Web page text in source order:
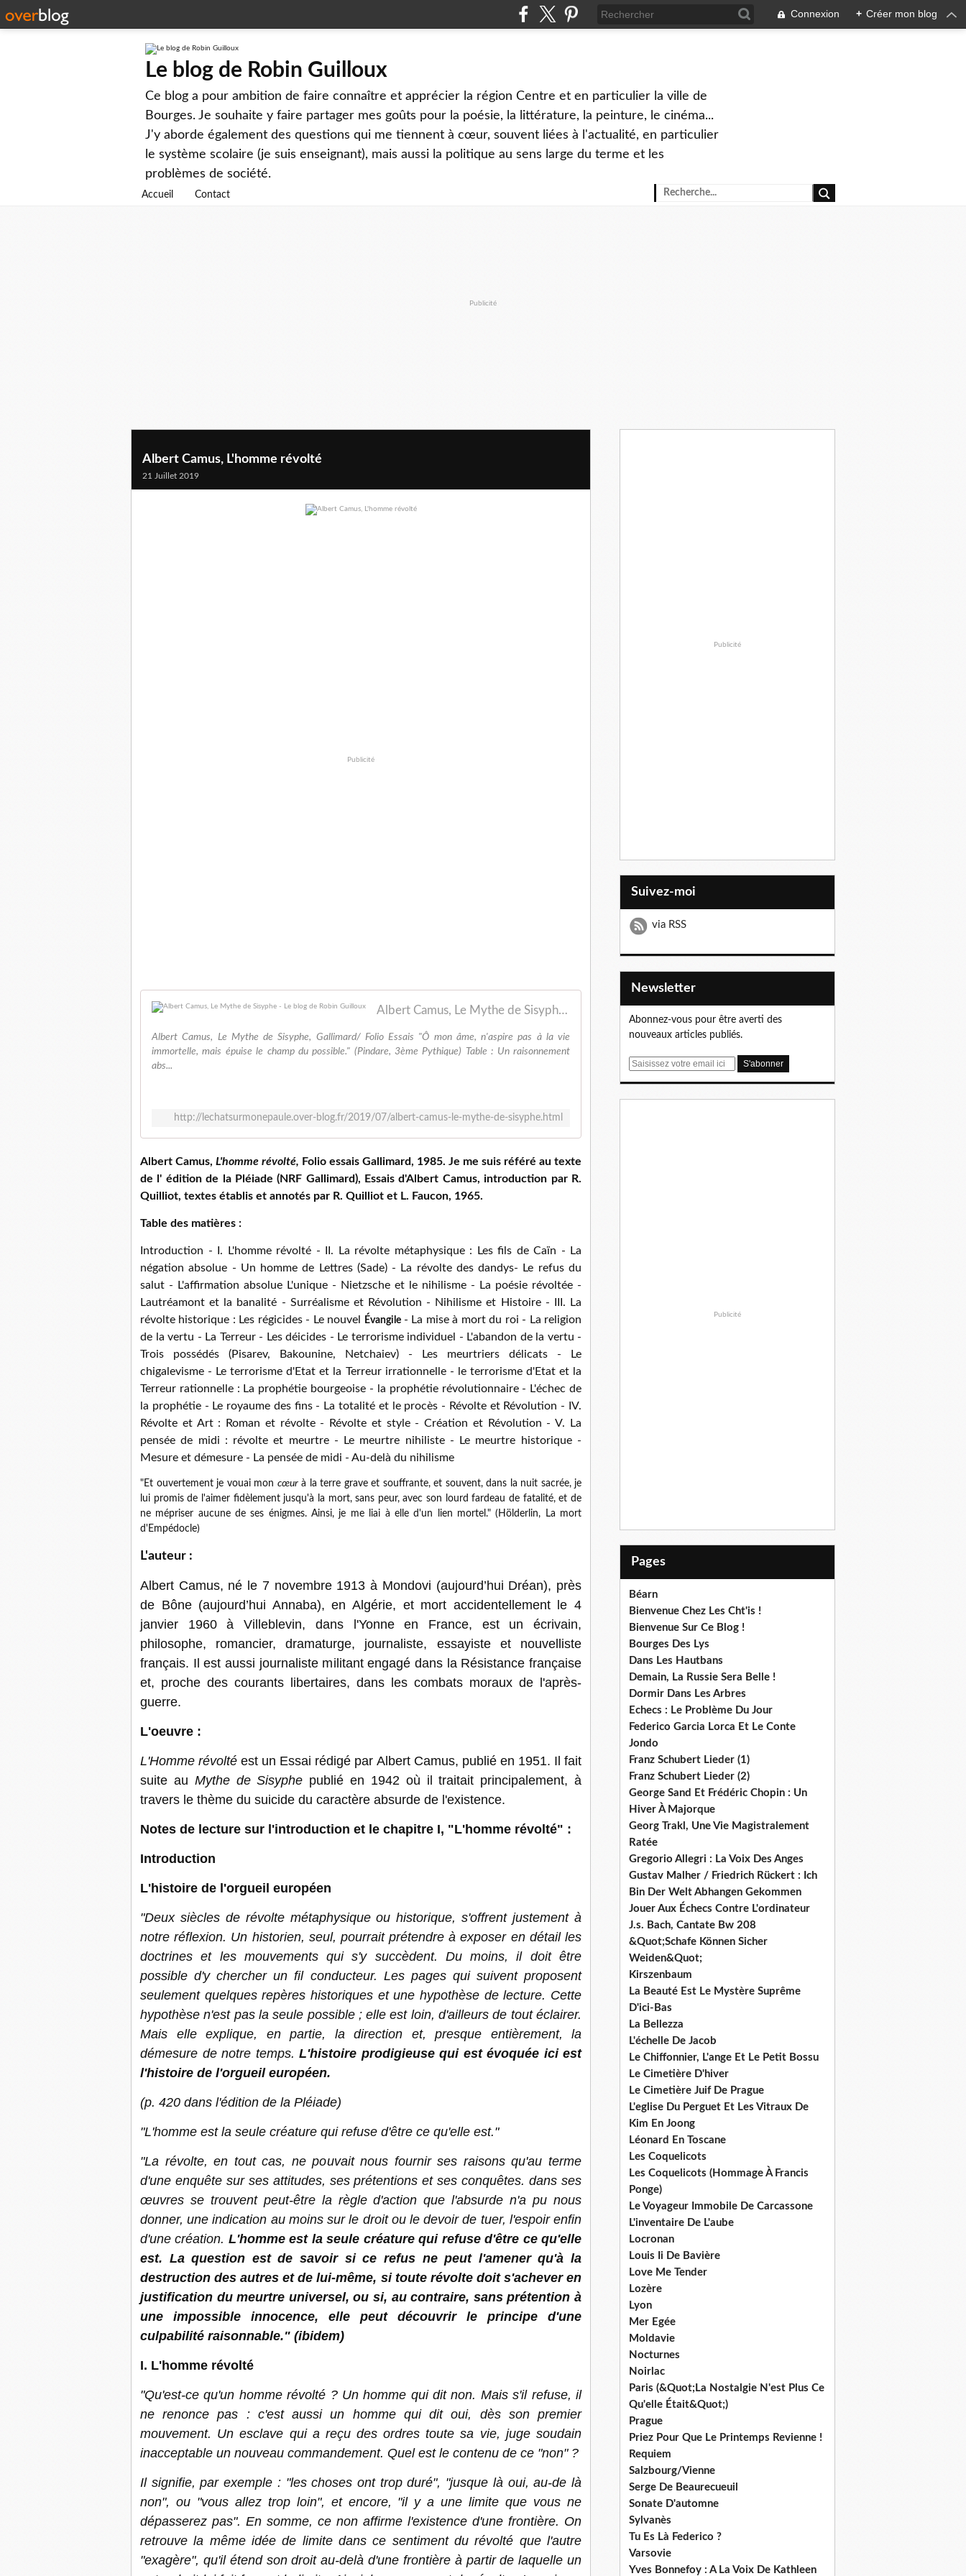
Connexion + Créer mon blog
Le blog de Robin Guilloux
Ce blog a pour ambition de faire connaître et apprécier la région Centre et en particulier la ville de
Bourges. Je souhaite y faire partager mes goûts pour la poésie, la littérature, la peinture, le cinéma...
J'y aborde également des questions qui me tiennent à cœur, souvent liées à l'actualité, en particulier
le système scolaire (je suis enseignant), mais aussi la politique au sens large du terme et les
problèmes de société.
Accueil Contact
Publicité
Albert Camus, L'homme révolté
21 Juillet 2019
Publicité
Albert Camus, Le Mythe de Sisyphe - Le blog de Robin Guilloux
Albert Camus, Le Mythe de Sisyphe, Gallimard/ Folio Essais "Ô mon âme, n'aspire pas à la vie
immortelle, mais épuise le champ du possible." (Pindare, 3ème Pythique) Table : Un raisonnement
abs...
http://lechatsurmonepaule.over-blog.fr/2019/07/albert-camus-le-mythe-de-sisyphe.html
Albert Camus, L'homme révolté, Folio essais Gallimard, 1985. Je me suis référé au texte
de l' édition de la Pléiade (NRF Gallimard), Essais d'Albert Camus, introduction par R.
Quilliot, textes établis et annotés par R. Quilliot et L. Faucon, 1965.
Table des matières :
Introduction - I. L'homme révolté - II. La révolte métaphysique : Les fils de Caïn - La
négation absolue - Un homme de Lettres (Sade) - La révolte des dandys- Le refus du
salut - L'affirmation absolue L'unique - Nietzsche et le nihilisme - La poésie révoltée -
Lautréamont et la banalité - Surréalisme et Révolution - Nihilisme et Histoire - III. La
révolte historique : Les régicides - Le nouvel
Évangile- La mise à mort du roi - La religion
de la vertu - La Terreur - Les déicides - Le terrorisme individuel - L'abandon de la vertu -
Trois possédés (Pisarev, Bakounine, Netchaiev) - Les meurtriers délicats - Le
chigalevisme - Le terrorisme d'Etat et la Terreur irrationnelle - le terrorisme d'Etat et la
Terreur rationnelle : La prophétie bourgeoise - la prophétie révolutionnaire - L'échec de
la prophétie - Le royaume des fins - La totalité et le procès - Révolte et Révolution - IV.
Révolte et Art : Roman et révolte - Révolte et style - Création et Révolution - V. La
pensée de midi : révolte et meurtre - Le meurtre nihiliste - Le meurtre historique -
Mesure et démesure - La pensée de midi - Au-delà du nihilisme
"Et ouvertement je vouai mon cœurà la terre grave et souffrante, et souvent, dans la nuit sacrée, je
lui promis de l'aimer fidèlement jusqu'à la mort, sans peur, avec son lourd fardeau de fatalité, et de
ne mépriser aucune de ses énigmes. Ainsi, je me liai à elle d'un lien mortel." (Hölderlin, La mort
d'Empédocle)
L'auteur :
Albert Camus, né le 7 novembre 1913 à Mondovi (aujourd’hui Dréan), près
de Bône (aujourd’hui Annaba), en Algérie, et mort accidentellement le 4
janvier 1960 à Villeblevin, dans l'Yonne en France, est un écrivain,
philosophe, romancier, dramaturge, journaliste, essayiste et nouvelliste
français. Il est aussi journaliste militant engagé dans la Résistance française
et, proche des courants libertaires, dans les combats moraux de l'après-
guerre.
L'oeuvre :
L'Homme révolté est un Essai rédigé par Albert Camus, publié en 1951. Il fait
suite au Mythe de Sisyphe publié en 1942 où il traitait principalement, à
travers le thème du suicide du caractère absurde de l'existence.
Notes de lecture sur l'introduction et le chapitre I, "L'homme révolté" :
Introduction
L'histoire de l'orgueil européen
"Deux siècles de révolte métaphysique ou historique, s'offrent justement à
notre réflexion. Un historien, seul, pourrait prétendre à exposer en détail les
doctrines et les mouvements qui s'y succèdent. Du moins, il doit être
possible d'y chercher un fil conducteur. Les pages qui suivent proposent
seulement quelques repères historiques et une hypothèse de lecture. Cette
hypothèse n'est pas la seule possible ; elle est loin, d'ailleurs de tout éclairer.
Mais elle explique, en partie, la direction et, presque entièrement, la
démesure de notre temps. L'histoire prodigieuse qui est évoquée ici est
l'histoire de l'orgueil européen.
(p. 420 dans l'édition de la Pléiade)
"L'homme est la seule créature qui refuse d'être ce qu'elle est."
"La révolte, en tout cas, ne pouvait nous fournir ses raisons qu'au terme
d'une enquête sur ses attitudes, ses prétentions et ses conquêtes. dans ses
œuvres se trouvent peut-être la règle d'action que l'absurde n'a pu nous
donner, une indication au moins sur le droit ou le devoir de tuer, l'espoir enfin
d'une création. L'homme est la seule créature qui refuse d'être ce qu'elle
est. La question est de savoir si ce refus ne peut l'amener qu'à la
destruction des autres et de lui-même, si toute révolte doit s'achever en
justification du meurtre universel, ou si, au contraire, sans prétention à
une impossible innocence, elle peut découvrir le principe d'une
culpabilité raisonnable." (ibidem)
I. L'homme révolté
"Qu'est-ce qu'un homme révolté ? Un homme qui dit non. Mais s'il refuse, il
ne renonce pas : c'est aussi un homme qui dit oui, dès son premier
mouvement. Un esclave qui a reçu des ordres toute sa vie, juge soudain
inacceptable un nouveau commandement. Quel est le contenu de ce "non" ?
Il signifie, par exemple : "les choses ont trop duré", "jusque là oui, au-de là
non", ou "vous allez trop loin", et encore, "il y a une limite que vous ne
dépasserez pas". En somme, ce non affirme l'existence d'une frontière. On
retrouve la même idée de limite dans ce sentiment du révolté que l'autre
"exagère", qu'il étend son droit au-delà d'une frontière à partir de laquelle un
Publicité
Suivez-moi
via RSS
Newsletter
Abonnez-vous pour être averti des
nouveaux articles publiés.
E
Publicité
Pages
Béarn
Bienvenue Chez Les Cht'is !
Bienvenue Sur Ce Blog !
Bourges Des Lys
Dans Les Hautbans
Demain, La Russie Sera Belle !
Dormir Dans Les Arbres
Echecs : Le Problème Du Jour
Federico Garcia Lorca Et Le Conte
Jondo
Franz Schubert Lieder (1)
Franz Schubert Lieder (2)
George Sand Et Frédéric Chopin : Un
Hiver À Majorque
Georg Trakl, Une Vie Magistralement
Ratée
Gregorio Allegri : La Voix Des Anges
Gustav Malher / Friedrich Rückert : Ich
Bin Der Welt Abhangen Gekommen
Jouer Aux Échecs Contre L'ordinateur
J.s. Bach, Cantate Bw 208
&Quot;Schafe Können Sicher
Weiden&Quot;
Kirszenbaum
La Beauté Est Le Mystère Suprême
D'ici-Bas
La Bellezza
L'échelle De Jacob
Le Chiffonnier, L'ange Et Le Petit Bossu
Le Cimetière D'hiver
Le Cimetière Juif De Prague
L'eglise Du Perguet Et Les Vitraux De
Kim En Joong
Léonard En Toscane
Les Coquelicots
Les Coquelicots (Hommage À Francis
Ponge)
Le Voyageur Immobile De Carcassone
L'inventaire De L'aube
Locronan
Louis Ii De Bavière
Love Me Tender
Lozère
Lyon
Mer Egée
Moldavie
Nocturnes
Noirlac
Paris (&Quot;La Nostalgie N'est Plus Ce
Qu'elle Était&Quot;)
Prague
Priez Pour Que Le Printemps Revienne !
Requiem
Salzbourg/Vienne
Serge De Beaurecueuil
Sonate D'automne
Sylvanès
Tu Es Là Federico ?
Varsovie
Yves Bonnefoy : A La Voix De Kathleen